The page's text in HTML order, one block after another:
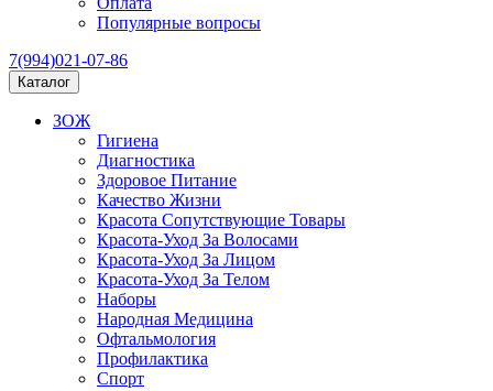
Популярные вопросы
7(994)021-07-86
Каталог
ЗОЖ
Гигиена
Диагностика
Здоровое Питание
Качество Жизни
Красота Сопутствующие Товары
Красота-Уход За Волосами
Красота-Уход За Лицом
Красота-Уход За Телом
Наборы
Народная Медицина
Офтальмология
Профилактика
Спорт